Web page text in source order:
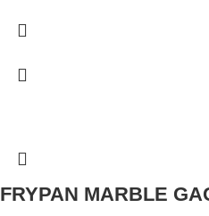
FRYPAN MARBLE